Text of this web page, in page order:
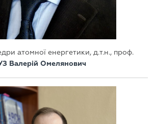
атомної енергетики, д.т.н., проф.
Валерій Омелянович